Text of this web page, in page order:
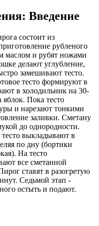
Введение
состоит из
рубленого
маслом и рубят ножами
делают углубление,
замешивают тесто.
тесто формируют в
в холодильник на 30-
яблок. Пока тесто
и нарезают тонкими
заливки. Сметану
до однородности.
выкладывают в
по дну (бортики
На тесто
все сметанной
ставят в разогретую
Седьмой этап -
остыть и подают.